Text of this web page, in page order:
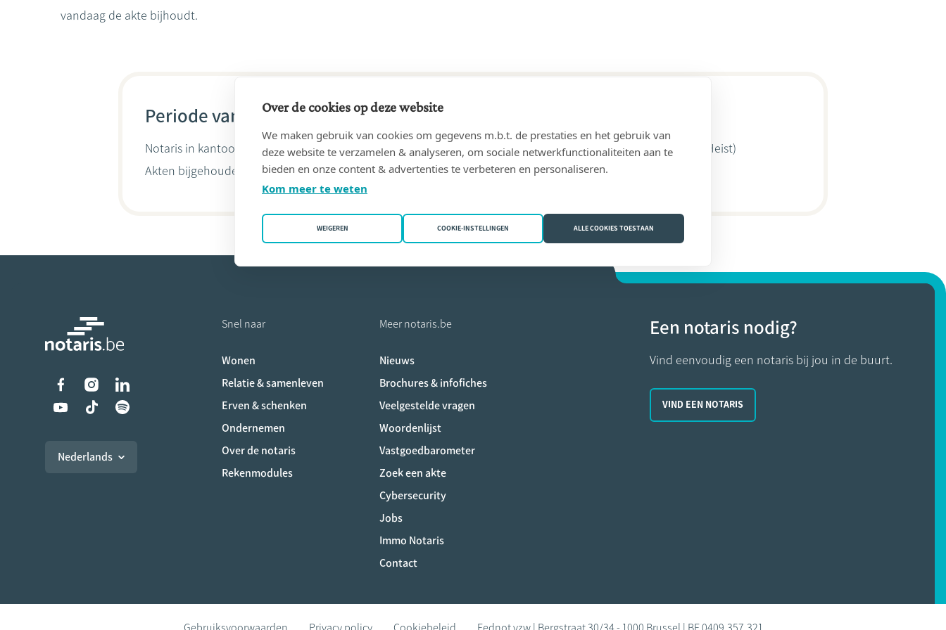
vandaag de akte bijhoudt.
Periode van 16/02/1981 tot 17/04/2014
Notaris in kantoor LUCAS VANDEN BUSSCHE & THOMAS DUSSELIER, geassocieerde notarissen(8300 Knokke-Heist)
Akten bijgehouden doorThomas Dusselier
Liens vers les réseaux sociaux
Nederlands
Snel naar
Wonen
Relatie & samenleven
Erven & schenken
Ondernemen
Over de notaris
Rekenmodules
Meer notaris.be
Nieuws
Brochures & infofiches
Veelgestelde vragen
Woordenlijst
Vastgoedbarometer
Zoek een akte
Cybersecurity
Jobs
Immo Notaris
Contact
Een notaris nodig?
Vind eenvoudig een notaris bij jou in de buurt.
VIND EEN NOTARIS
Over de cookies op deze website
We maken gebruik van cookies om gegevens m.b.t. de prestaties en het gebruik van
deze website te verzamelen & analyseren, om sociale netwerkfunctionaliteiten aan te
bieden en onze content & advertenties te verbeteren en personaliseren.
Kom meer te weten
WEIGEREN COOKIE-INSTELLINGEN ALLE COOKIES TOESTAAN